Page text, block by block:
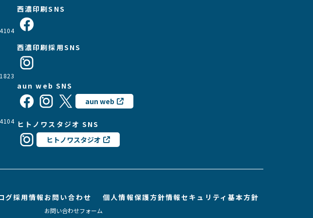
西濃印刷SNS
西濃印刷採用SNS
aun web SNS
aun web
ヒトノワスタジオ SNS
ヒトノワスタジオ
グ採用情報 お問い合わせ
お問い合わせフォーム
個人情報保護方針情報セキュリティ基本方針